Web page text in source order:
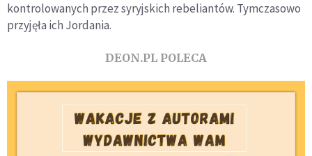
kontrolowanych przez syryjskich rebeliantów. Tymczasowo
przyjęła ich Jordania.
DEON.PL POLECA